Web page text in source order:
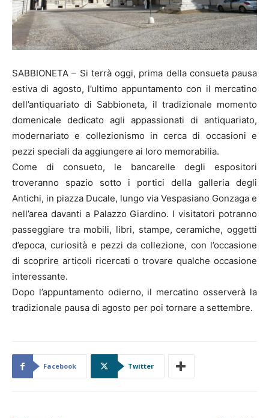
SABBIONETA – Si terrà oggi, prima della consueta pausa
estiva di agosto, l’ultimo appuntamento con il mercatino
dell’antiquariato di Sabbioneta, il tradizionale momento
domenicale dedicato agli appassionati di antiquariato,
modernariato e collezionismo in cerca di occasioni e
pezzi speciali da aggiungere ai loro memorabilia.
Come di consueto, le bancarelle degli espositori
troveranno spazio sotto i portici della galleria degli
Antichi, in piazza Ducale, lungo via Vespasiano Gonzaga e
nell’area davanti a Palazzo Giardino. I visitatori potranno
passeggiare tra mobili, libri, stampe, ceramiche, oggetti
d’epoca, curiosità e pezzi da collezione, con l’occasione
di scoprire articoli ricercati o trovare qualche occasione
interessante.
Dopo l’appuntamento odierno, il mercatino osserverà la
tradizionale pausa di agosto per poi tornare a settembre.
Facebook Twitter